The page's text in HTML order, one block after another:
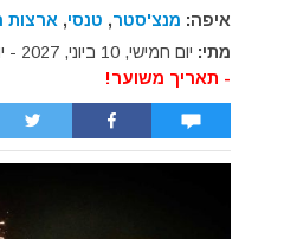
איפה: מנצ'סטר, טנסי, ארצות
מתי: יום חמישי, 10 ביוני, 2027 - יום ראשון, 13 ביוני, 2027
- תאריך משוער!